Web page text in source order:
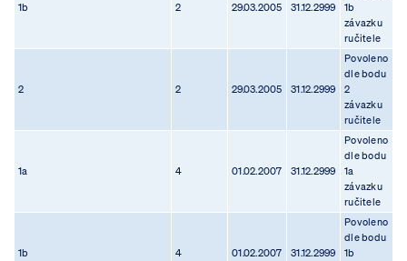
1b 2 29.03.2005 31.12.2999
1b
závazku
ručitele
2 2 29.03.2005 31.12.2999
Povoleno
dle bodu
2
závazku
ručitele
1a 4 01.02.2007 31.12.2999
Povoleno
dle bodu
1a
závazku
ručitele
1b 4 01.02.2007 31.12.2999
Povoleno
dle bodu
1b